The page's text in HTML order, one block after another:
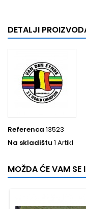
DETALJI
Referenca 13523
Na skladištu 1 Artikl
MOŽDA ĆE VAM SE